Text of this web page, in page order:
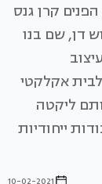
קרן גנס
דן, שם בנו
אקלקטי
ליקטה
ייחודיות
10-02-2021